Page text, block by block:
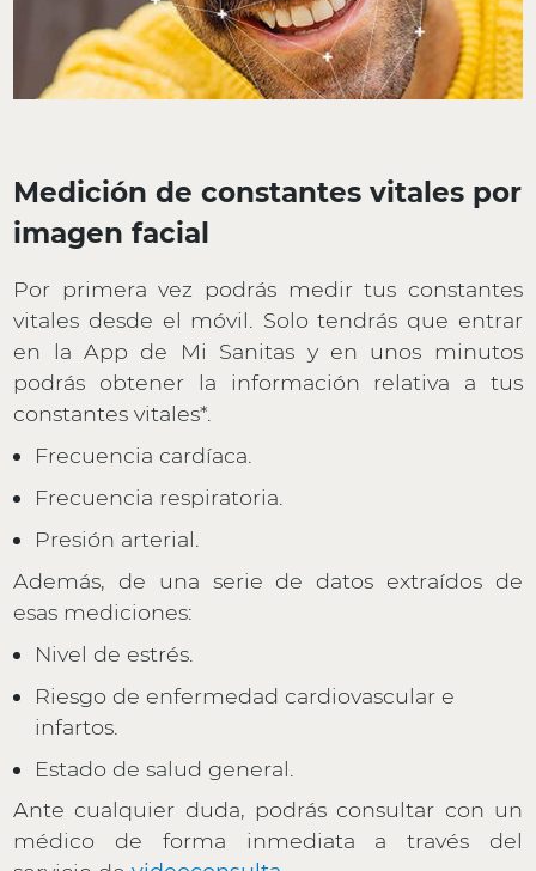
Medición de constantes vitales por
imagen facial
Por primera vez podrás medir tus constantes
vitales desde el móvil. Solo tendrás que entrar
en la App de Mi Sanitas y en unos minutos
podrás obtener la información relativa a tus
constantes vitales*.
Frecuencia cardíaca.
Frecuencia respiratoria.
Presión arterial.
Además, de una serie de datos extraídos de
esas mediciones:
Nivel de estrés.
Riesgo de enfermedad cardiovascular e
infartos.
Estado de salud general.
Ante cualquier duda, podrás consultar con un
médico de forma inmediata a través del